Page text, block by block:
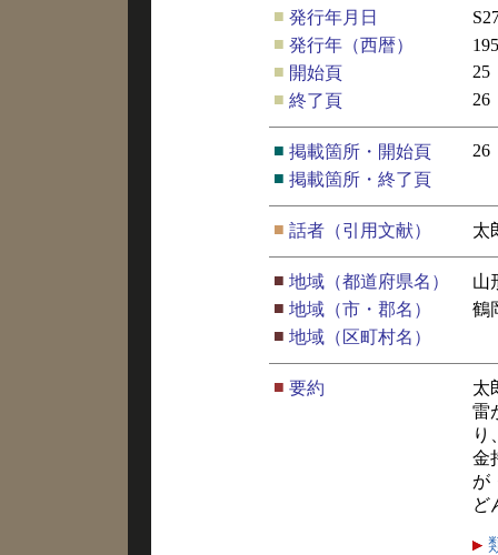
■ 発行年月日
■ 発行年（西暦）
■ 開始頁
25
■ 終了頁 26
■ 掲載箇所・開始頁
26
■ 掲載箇所・終了頁
■ 話者（引用文献） 太
■ 地域（都道府県名）
山
■ 地域（市・郡名）
鶴
■ 地域（区町村名）
■ 要約
太
雷
り
金
が
ど